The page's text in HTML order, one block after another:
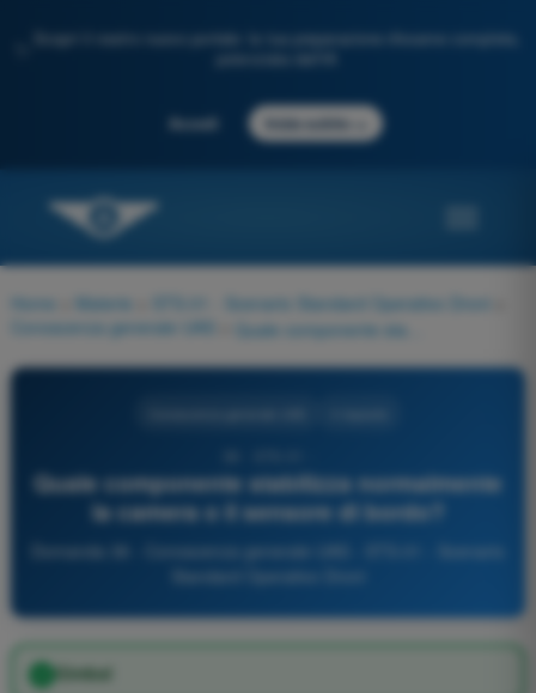
Scopri il nostro nuovo portale: la tua preparazione d'esame completa,
Accedi Inizia subito
Home Materie STS-01 - Scenario Standard Operativo Droni
Conoscenza generale UAS
Quale componente stabilizza normalmente
la camera o il sensore di bordo?
Gimbal